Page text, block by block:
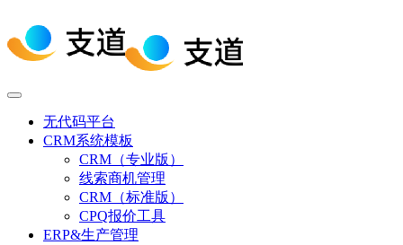
无代码平台
CRM系统模板
CRM（专业版）
线索商机管理
CRM（标准版）
CPQ报价工具
ERP&生产管理